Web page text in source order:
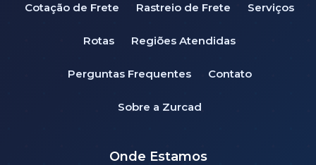
Cotação de Frete Rastreio de Frete Serviços
Rotas Regiões Atendidas
Perguntas Frequentes Contato
Sobre a Zurcad
Onde Estamos